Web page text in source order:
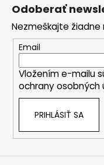
Odoberať
Nezmeškajte
Email
Vložením e-mailu
ochrany osobných
PRIHLÁSIŤ SA